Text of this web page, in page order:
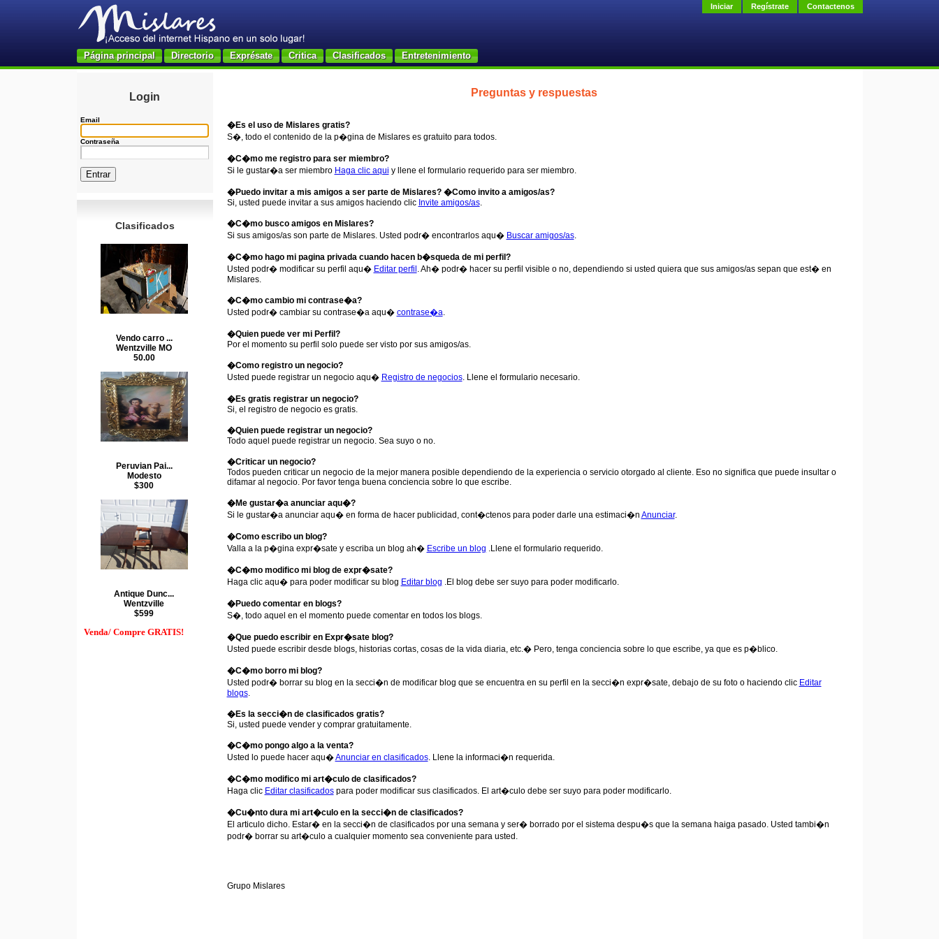
Iniciar Regístrate Contactenos
Página principal Directorio Exprésate Critica Clasificados Entretenimiento
Login
Email
Contraseña
Clasificados
Vendo carro ...
Wentzville MO
50.00
Peruvian Pai...
Modesto
$300
Antique Dunc...
Wentzville
$599
Venda/ Compre GRATIS!
Preguntas y respuestas
�Es el uso de Mislares gratis?
S�, todo el contenido de la p�gina de Mislares es gratuito para todos.
�C�mo me registro para ser miembro?
Si le gustar�a ser miembro Haga clic aqui y llene el formulario requerido para ser miembro.
�Puedo invitar a mis amigos a ser parte de Mislares? �Como invito a amigos/as?
Si, usted puede invitar a sus amigos haciendo clic Invite amigos/as.
�C�mo busco amigos en Mislares?
Si sus amigos/as son parte de Mislares. Usted podr� encontrarlos aqu� Buscar amigos/as.
�C�mo hago mi pagina privada cuando hacen b�squeda de mi perfil?
Usted podr� modificar su perfil aqu� Editar perfil . Ah� podr� hacer su perfil visible o no, dependiendo si usted quiera que sus amigos/as sepan que est� en
Mislares.
�C�mo cambio mi contrase�a?
Usted podr� cambiar su contrase�a aqu� contrase�a.
�Quien puede ver mi Perfil?
Por el momento su perfil solo puede ser visto por sus amigos/as.
�Como registro un negocio?
Usted puede registrar un negocio aqu� Registro de negocios. Llene el formulario necesario.
�Es gratis registrar un negocio?
Si, el registro de negocio es gratis.
�Quien puede registrar un negocio?
Todo aquel puede registrar un negocio. Sea suyo o no.
�Criticar un negocio?
Todos pueden criticar un negocio de la mejor manera posible dependiendo de la experiencia o servicio otorgado al cliente. Eso no significa que puede insultar o
difamar al negocio. Por favor tenga buena conciencia sobre lo que escribe.
�Me gustar�a anunciar aqu�?
Si le gustar�a anunciar aqu� en forma de hacer publicidad, cont�ctenos para poder darle una estimaci�n Anunciar.
�Como escribo un blog?
Valla a la p�gina expr�sate y escriba un blog ah� Escribe un blog .Llene el formulario requerido.
�C�mo modifico mi blog de expr�sate?
Haga clic aqu� para poder modificar su blog Editar blog .El blog debe ser suyo para poder modificarlo.
�Puedo comentar en blogs?
S�, todo aquel en el momento puede comentar en todos los blogs.
�Que puedo escribir en Expr�sate blog?
Usted puede escribir desde blogs, historias cortas, cosas de la vida diaria, etc.� Pero, tenga conciencia sobre lo que escribe, ya que es p�blico.
�C�mo borro mi blog?
Usted podr� borrar su blog en la secci�n de modificar blog que se encuentra en su perfil en la secci�n expr�sate, debajo de su foto o haciendo clic Editar
blogs.
�Es la secci�n de clasificados gratis?
Si, usted puede vender y comprar gratuitamente.
�C�mo pongo algo a la venta?
Usted lo puede hacer aqu�Anunciar en clasificados. Llene la informaci�n requerida.
�C�mo modifico mi art�culo de clasificados?
Haga clic Editar clasificadospara poder modificar sus clasificados. El art�culo debe ser suyo para poder modificarlo.
�Cu�nto dura mi art�culo en la secci�n de clasificados?
El articulo dicho. Estar� en la secci�n de clasificados por una semana y ser� borrado por el sistema despu�s que la semana haiga pasado. Usted tambi�n
podr� borrar su art�culo a cualquier momento sea conveniente para usted.
Grupo Mislares